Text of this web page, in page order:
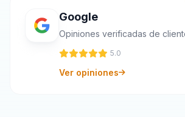
Google
Opiniones verificadas de
5.0
Ver opiniones